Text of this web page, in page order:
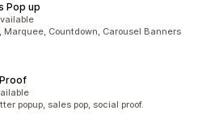
Pop up
Countdown, Carousel Banners
popup, sales pop, social proof.